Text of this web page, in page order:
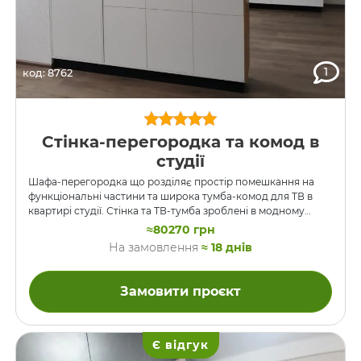
код: 8762 1
Стінка-перегородка та комод в
студії
Шафа-перегородка що розділяє простір помешкання на
функціональні частини та широка тумба-комод для ТВ в
квартирі студії. Стінка та ТВ-тумба зроблені в модному
поєднанні текстури натурального дуба та білого кольору.
В стінці є відкриті полиці, в яких в якості задніх стінок
використане димчасте скло таким чином, щоб частина цих
полиць “дивилася” в один бік шафи, а частина в
протилежний. Доступ до закритих фасадом шаф та шухляд
є лише ззовні, бо з протилежного боку до цієї перегородки
буде поставлено диван. Висувні шухляди …
≈80270 грн
На замовлення ≈ 18 днів
Замовити проєкт
Є відгук